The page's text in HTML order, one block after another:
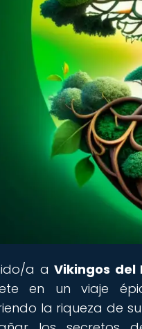
a aVikingos del
en un viaje
la riqueza de